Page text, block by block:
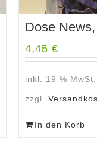
Dose
4,45€
inkl. 19 % MwSt.
zzgl.
In den Korb